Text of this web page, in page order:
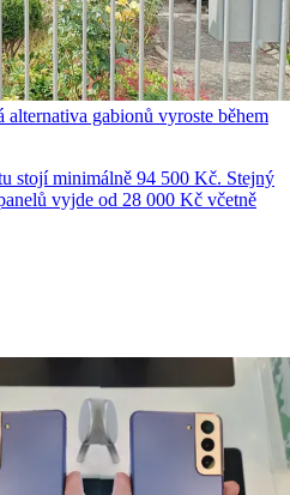
gabionů vyroste během
stojí minimálně 94 500 Kč. Stejný
vyjde od 28 000 Kč včetně